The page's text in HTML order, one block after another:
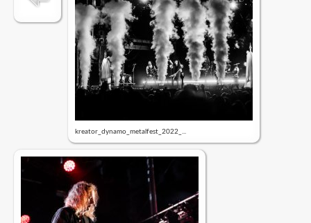
kreator_dynamo_metalfest_2022_...